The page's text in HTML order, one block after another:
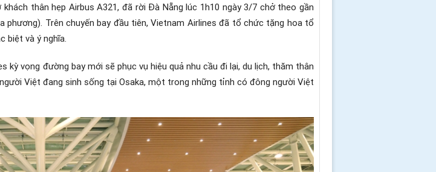
thân hẹp Airbus A321, đã rời Đà Nẵng lúc 1h10 ngày 3/7 chở theo gần
phương). Trên chuyến bay đầu tiên, Vietnam Airlines đã tổ chức tặng hoa tổ
biệt và ý nghĩa.
vọng đường bay mới sẽ phục vụ hiệu quả nhu cầu đi lại, du lịch, thăm thân
Việt đang sinh sống tại Osaka, một trong những tỉnh có đông người Việt